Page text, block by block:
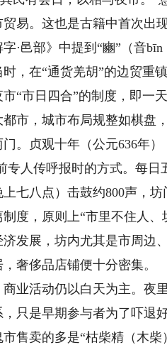
易。这也是古籍中首次出
·邑部》中提到“豳”（音
，在“通货羌胡”的边贸重
“市日四合”的制度，即一天
，城市布局规整如棋盘
。贞观十年（公元636年
专人传呼报时的方式。每日
七八点）击鼓约800声，
度，原则上“市里不住人
发展，坊内尤其是市周边
奢侈品店铺便十分密集。
活动仍以白天为主。夜
只是早期参与者为了吓退
售卖的多是“枯柴精（木